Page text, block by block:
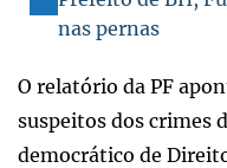
nas pernas
O relatório da PF
suspeitos dos crimes
democrático de